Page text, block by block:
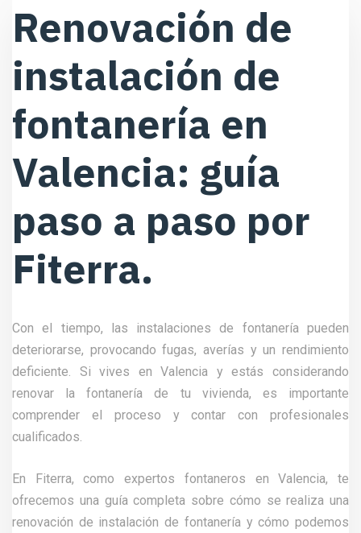
Renovación de
instalación de
fontanería en
Valencia: guía
paso a paso por
Fiterra.
Con el tiempo, las instalaciones de fontanería pueden
deteriorarse, provocando fugas, averías y un rendimiento
deficiente. Si vives en Valencia y estás considerando
renovar la fontanería de tu vivienda, es importante
comprender el proceso y contar con profesionales
cualificados.
En Fiterra, como expertos fontaneros en Valencia, te
ofrecemos una guía completa sobre cómo se realiza una
renovación de instalación de fontanería y cómo podemos